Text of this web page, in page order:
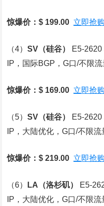
惊爆价：$ 199.00 立即抢购
（4）SV （硅谷）
E5-
IP，国际BGP，G口/不限流
惊爆价：$ 169.00 立即抢购
（5）SV （硅谷）
E5-
IP，大陆优化，G口/不限流
惊爆价：$ 219.00 立即抢购
（6） LA （洛杉矶）
E5-
IP，大陆优化，G口/不限流